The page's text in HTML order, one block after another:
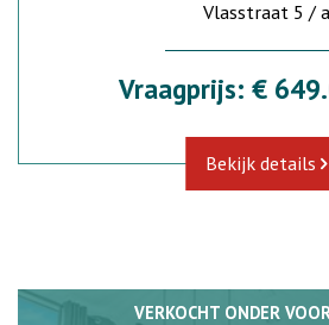
Vlasstraat 5 / a
Vraagprijs: €
Bekijk details
VERKOCHT ONDER